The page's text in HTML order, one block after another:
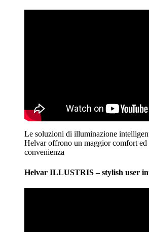
Le soluzioni di illuminazione
Helvar offrono un maggior comfort ed
convenienza
Helvar ILLUSTRIS – stylish user